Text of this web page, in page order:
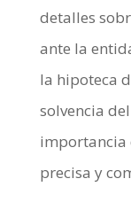
detalles
ante la
la hipoteca
solvencia
importancia
precisa y